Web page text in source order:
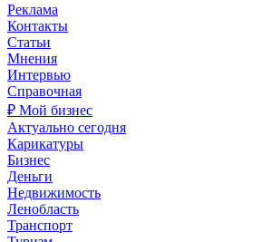
Реклама
Контакты
Статьи
Мнения
Интервью
Справочная
₽ Мой бизнес
Актуально сегодня
Карикатуры
Бизнес
Деньги
Недвижимость
Ленобласть
Транспорт